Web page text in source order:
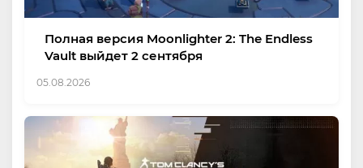
Полная версия Moonlighter 2: The Endless
Vault выйдет 2 сентября
05.08.2026